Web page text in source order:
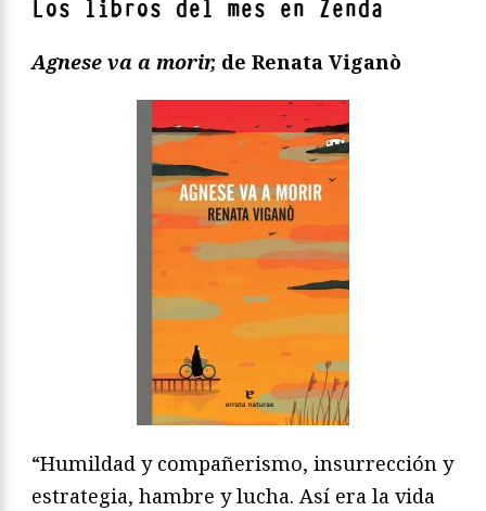
Los libros del mes en Zenda
Agnese va a morir, de Renata Viganò
“Humildad y compañerismo, insurrección y
estrategia, hambre y lucha. Así era la vida